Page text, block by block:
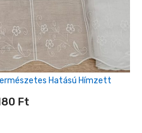
Hatású Hímzett
Ft